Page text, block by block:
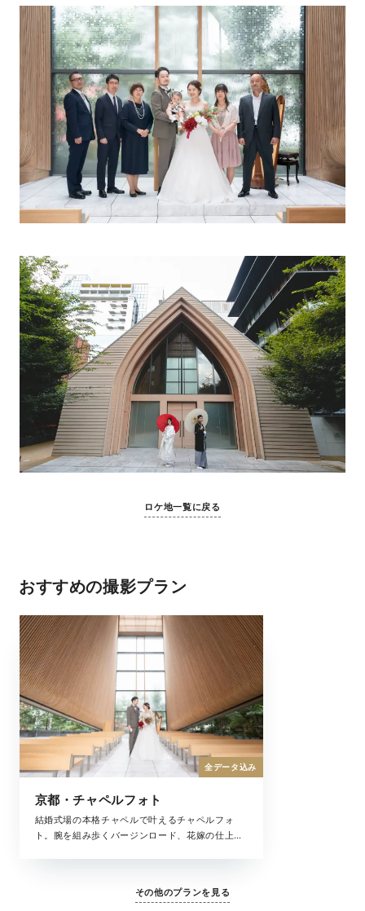
ロケ地一覧に戻る
おすすめの撮影プラン
京都・チャペルフォト
結婚式場の本格チャペルで叶えるチャペルフォ
ト。腕を組み歩くバージンロード、花嫁の仕上げ
影データがセットになったプランです。
全データ込み
その他のプランを見る